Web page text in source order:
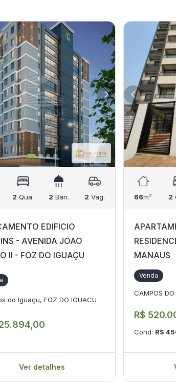
2 Qua. 2 Ban. 2 Vag.
EDIFICIO
- AVENIDA JOAO
II - FOZ DO IGUAÇU
do Iguaçu, FOZ DO IGUACU
Ver detalhes
66m² 2
MANAUS
Venda
CAMPOS
R$
Cond: R$